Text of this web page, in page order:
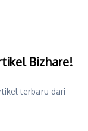
Bizhare!
terbaru dari